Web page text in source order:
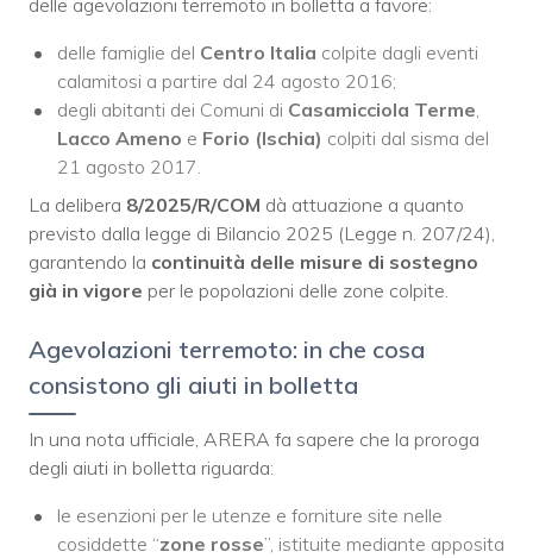
delle agevolazioni terremoto in bolletta a favore:
delle famiglie del Centro Italia colpite dagli eventi
calamitosi a partire dal 24 agosto 2016;
degli abitanti dei Comuni di Casamicciola Terme,
Lacco Ameno e Forio (Ischia) colpiti dal sisma del
21 agosto 2017.
La delibera 8/2025/R/COM dà attuazione a quanto
previsto dalla legge di Bilancio 2025 (Legge n. 207/24),
garantendo la continuità delle misure di sostegno
già in vigore per le popolazioni delle zone colpite.
Agevolazioni terremoto: in che cosa
consistono gli aiuti in bolletta
In una nota ufficiale, ARERA fa sapere che la proroga
degli aiuti in bolletta riguarda:
le esenzioni per le utenze e forniture site nelle
cosiddette “zone rosse”, istituite mediante apposita